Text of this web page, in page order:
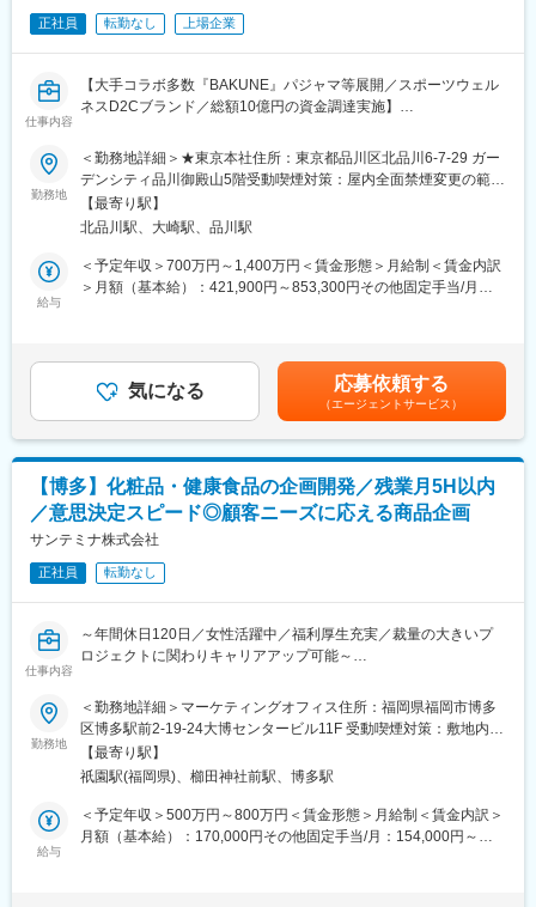
▼ラインナップ例
- Comforter（掛布団）
- Bed Pad（敷きパッド）
- Covering（カバー、シーツ）
- Mattress（マットレス）
- Pillow（枕）
■具体的な業務内容
- 掛け布団、マットレス、枕等の企画・開発
- 新製品の立ち上げ
- 既存製品の価値向上
- 各販路でスムーズに販売開始できるよう全社的な調整リード
- TENTIALの戦略を理解し、社内外の関係各所を巻き込みながら新
- 健康課題に真摯に向き合い、人々のコンディショニングをサポー
トすることができる。
- 0→1の新しい取り組みに沢山チャレンジできる。
■株式会社TENTIALについて
「健康に前向きな社会を創り、人類のポテンシャルを引き出
す。」をミッションに掲げ、2018年の創業以来、急成長を続ける
スタートアップです。
TENTIAL（テンシャル）は、2019年に誕生したコンディショニン
グブランドで、 アスリートの知見や最新の技術・研究を活用し、
変更の範囲：全ての業務への転換あり
正社員 転勤なし 上場企業
仕事内容
【大手コラボ多数『BAKUNE』パジャマ等展開／スポーツウェル
ネスD2Cブランド／総額10億円の資金調達実施】
■お任せしたい役割
「コンディショニング」を世の中に実装していくため、短期・中
長期視点での素材開発と改善を担います。お客様の声と市場動向
を踏まえてMD・デザイナーと開発の方向性を定め、量産段階では
生産管理から品質管理に至るまで、あらゆる点で素材商品のマネ
ジメントを行います。
社内関係者、開発業務で協働する素材工場様と良好なパートナー
■募集背景
さらなる事業成長に向け、コンディショニングを実装するための
先進的な素材開発を担う担当者を募集します。
- 短期、中長期それぞれの素材開発業務
- 開発～量産までの素材に関わる生産管理・品質管理マネジメント
- 調達戦略立案～ステークスホルダーを巻き込みながらものづくり
をリード
■魅力・やりがい
- 健康課題に真摯に向き合い、人々のコンディショニングをサポー
トすることができる。
- 0→1の新しい取り組みに沢山チャレンジできる。
- コンディショニングに関する知見を身に着けることができる。
■使用ツール
- Slack
- Notion
- Google Workspace
■株式会社TENTIALについて
「健康に前向きな社会を創り、人類のポテンシャルを引き出
勤務地
＜勤務地詳細＞★東京本社住所：東京都品川区北品川6-7-29 ガー
デンシティ品川御殿山5階受動喫煙対策：屋内全面禁煙変更の範
囲：会社の定める事業所（リモートワーク含む）
【最寄り駅】
北品川駅、大崎駅、品川駅
給与
＜予定年収＞700万円～1,400万円＜賃金形態＞月給制＜賃金内訳
＞月額（基本給）：421,900円～853,300円その他固定手当/月：
＜残業手当＞有＜給与補足＞■その他固定手当：在宅勤務手当※業
績連動賞与あり賃金はあくまでも目安の金額であり、選考を通じ
て上下する可能性があります。月給(月額)は固定手当を含めた表記
です。
気になる 応募依頼する
（エージェントサービス）
【博多】化粧品・健康食品の企画開発／残業月5H以内
／意思決定スピード◎顧客ニーズに応える商品企画
サンテミナ株式会社
正社員 転勤なし
仕事内容
～年間休日120日／女性活躍中／福利厚生充実／裁量の大きいプ
ロジェクトに関わりキャリアアップ可能～
質、高実感のコスメ、サプリの開発担当者募集
「Amazonベストセラーを何度も獲得している透明クッションフ
ァンデーション」や「舐めるだけでデンタルケアができる犬用歯
磨き粉」など、ニッチなマーケットに特化したオリジナルの化粧
品、健康食品を開発し、独自ドメインや買う種モールで販売して
います。
勤務地
＜勤務地詳細＞マーケティングオフィス住所：福岡県福岡市博多
区博多駅前2-19-24大博センタービル11F 受動喫煙対策：敷地内喫
煙可能場所あり変更の範囲：会社の定める事業所
【最寄り駅】
祇園駅(福岡県)、櫛田神社前駅、博多駅
給与
＜予定年収＞500万円～800万円＜賃金形態＞月給制＜賃金内訳＞
月額（基本給）：170,000円その他固定手当/月：154,000円～